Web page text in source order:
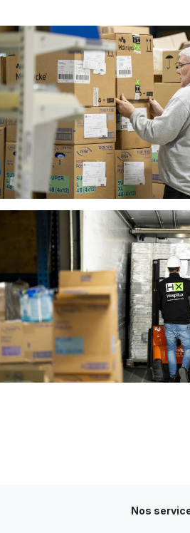
Nos